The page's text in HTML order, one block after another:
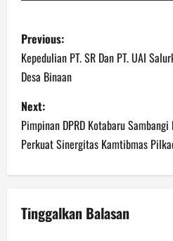
P
o
s
t
n
a
v
Previous:
Kepedulian PT. SR Dan PT. UAI
Desa Binaan
Next:
Pimpinan DPRD Kotabaru
Perkuat Sinergitas Kamtibmas
Tinggalkan Balasan